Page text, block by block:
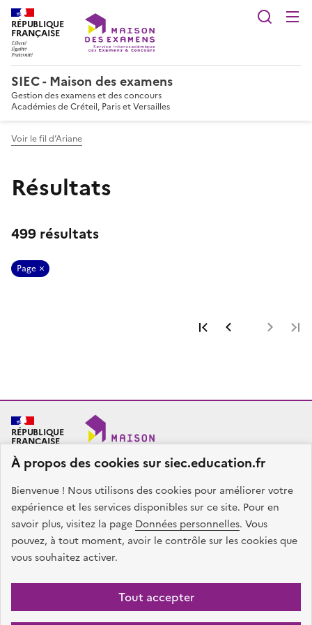
À propos des cookies sur siec.education.fr
Bienvenue ! Nous utilisons des cookies pour améliorer votre
expérience et les services disponibles sur ce site. Pour en
savoir plus, visitez la page Données personnelles. Vous
pouvez, à tout moment, avoir le contrôle sur les cookies que
vous souhaitez activer.
Tout accepter
RÉPUBLIQUE
FRANÇAISE
SIEC - Maison des examens
Gestion des examens et des concours
Académies de Créteil, Paris et Versailles
Voir le fil d’Ariane
Résultats
499 résultats
Page
Première page
Page
RÉPUBLIQUE
FRANÇAISE
SIEC - Maison des examens
Académies de Créteil, Paris et Versailles
7, rue Ernest Renan
94749 ARCUEIL CEDEX
Nous contacter
facebook
x instagramlinkedin